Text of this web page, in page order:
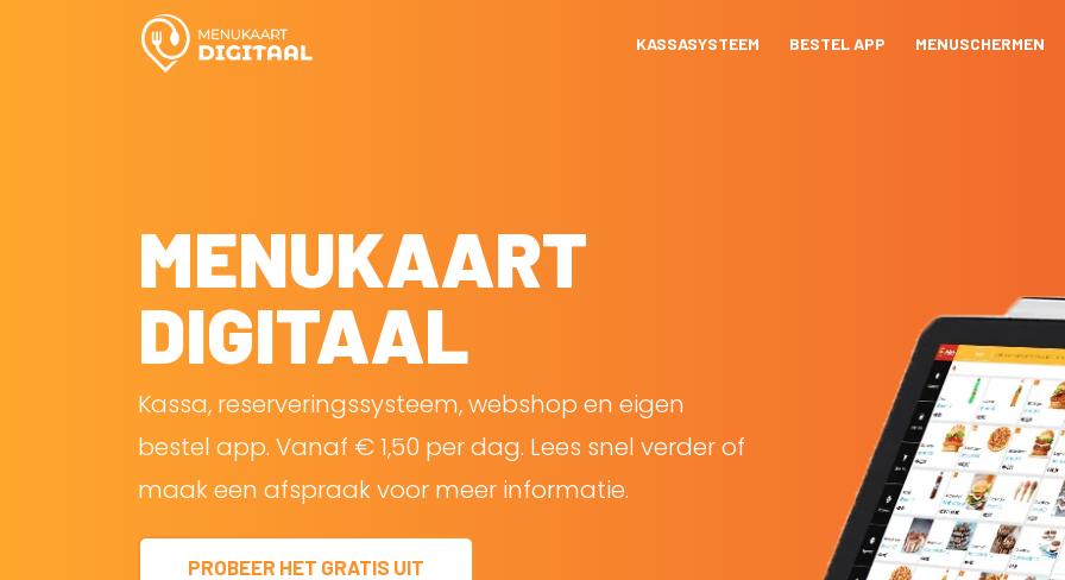
KASSASYSTEEM BESTEL APP MENUSCHERMEN
MENUKAART
DIGITAAL
Kassa, reserveringssysteem, webshop en eigen
bestel app. Vanaf € 1,50 per dag. Lees snel verder of
maak een afspraak voor meer informatie.
PROBEER HET GRATIS UIT